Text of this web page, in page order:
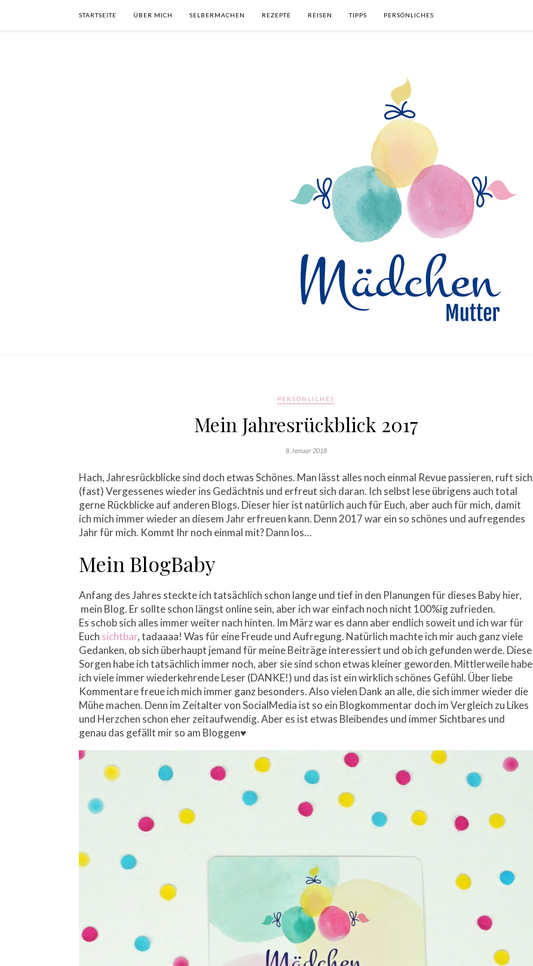
STARTSEITE ÜBER MICH SELBERMACHEN REZEPTE REISEN TIPPS PERSÖNLICHES
PERSÖNLICHES
Mein Jahresrückblick 2017
8. Januar 2018
Hach, Jahresrückblicke sind doch etwas Schönes. Man lässt alles noch einmal Revue passieren, ruft sich
(fast) Vergessenes wieder ins Gedächtnis und erfreut sich daran. Ich selbst lese übrigens auch total
gerne Rückblicke auf anderen Blogs. Dieser hier ist natürlich auch für Euch, aber auch für mich, damit
ich mich immer wieder an diesem Jahr erfreuen kann. Denn 2017 war ein so schönes und aufregendes
Jahr für mich. Kommt Ihr noch einmal mit? Dann los…
Mein BlogBaby
Anfang des Jahres steckte ich tatsächlich schon lange und tief in den Planungen für dieses Baby hier,
mein Blog. Er sollte schon längst online sein, aber ich war einfach noch nicht 100%ig zufrieden.
Es schob sich alles immer weiter nach hinten. Im März war es dann aber endlich soweit und ich war für
Euch sichtbar, tadaaaa! Was für eine Freude und Aufregung. Natürlich machte ich mir auch ganz viele
Gedanken, ob sich überhaupt jemand für meine Beiträge interessiert und ob ich gefunden werde. Diese
Sorgen habe ich tatsächlich immer noch, aber sie sind schon etwas kleiner geworden. Mittlerweile habe
ich viele immer wiederkehrende Leser (DANKE!) und das ist ein wirklich schönes Gefühl. Über liebe
Kommentare freue ich mich immer ganz besonders. Also vielen Dank an alle, die sich immer wieder die
Mühe machen. Denn im Zeitalter von SocialMedia ist so ein Blogkommentar doch im Vergleich zu Likes
und Herzchen schon eher zeitaufwendig. Aber es ist etwas Bleibendes und immer Sichtbares und
genau das gefällt mir so am Bloggen♥